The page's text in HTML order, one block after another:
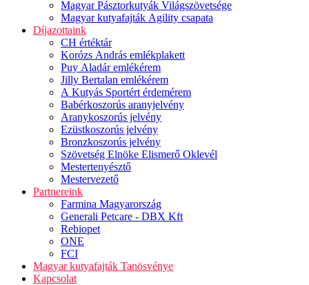
Magyar Pásztorkutyák Világszövetsége
Magyar kutyafajták Agility csapata
Díjazottaink
CH értéktár
Korózs András emlékplakett
Puy Aladár emlékérem
Jilly Bertalan emlékérem
A Kutyás Sportért érdemérem
Babérkoszorús aranyjelvény
Aranykoszorús jelvény
Ezüstkoszorús jelvény
Bronzkoszorús jelvény
Szövetség Elnöke Elismerő Oklevél
Mestertenyésztő
Mestervezető
Partnereink
Farmina Magyarország
Generali Petcare - DBX Kft
Rebiopet
ONE
FCI
Magyar kutyafajták Tanösvénye
Kapcsolat